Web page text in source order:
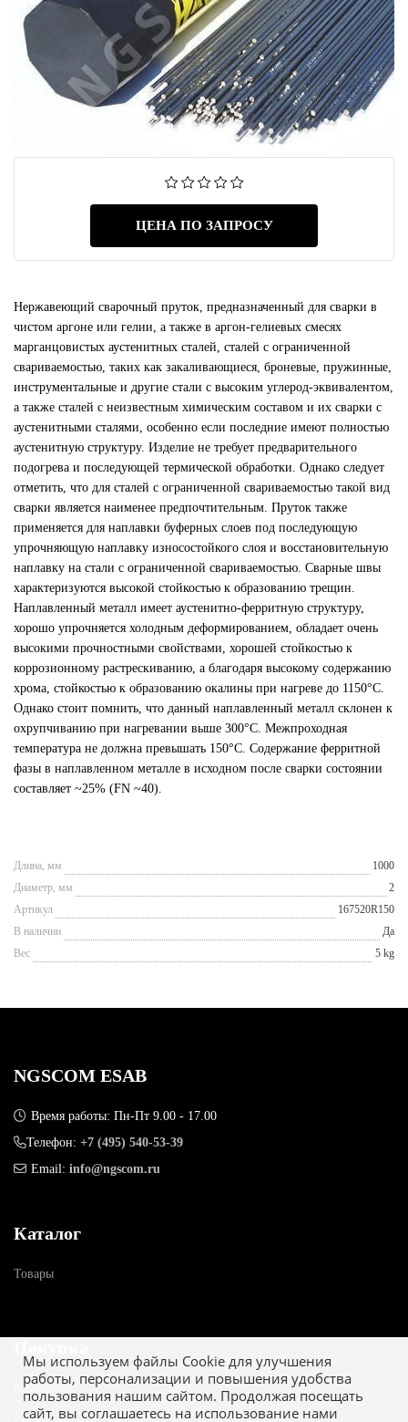
ЦЕНА ПО ЗАПРОСУ
Нержавеющий сварочный пруток, предназначенный для сварки в
чистом аргоне или гелии, а также в аргон-гелиевых смесях
марганцовистых аустенитных сталей, сталей с ограниченной
свариваемостью, таких как закаливающиеся, броневые, пружинные,
инструментальные и другие стали с высоким углерод-эквивалентом,
а также сталей с неизвестным химическим составом и их сварки с
аустенитными сталями, особенно если последние имеют полностью
аустенитную структуру. Изделие не требует предварительного
подогрева и последующей термической обработки. Однако следует
отметить, что для сталей с ограниченной свариваемостью такой вид
сварки является наименее предпочтительным. Пруток также
применяется для наплавки буферных слоев под последующую
упрочняющую наплавку износостойкого слоя и восстановительную
наплавку на стали с ограниченной свариваемостью. Сварные швы
характеризуются высокой стойкостью к образованию трещин.
Наплавленный металл имеет аустенитно-ферритную структуру,
хорошо упрочняется холодным деформированием, обладает очень
высокими прочностными свойствами, хорошей стойкостью к
коррозионному растрескиванию, а благодаря высокому содержанию
хрома, стойкостью к образованию окалины при нагреве до 1150°С.
Однако стоит помнить, что данный наплавленный металл склонен к
охрупчиванию при нагревании выше 300°С. Межпроходная
температура не должна превышать 150°С. Содержание ферритной
фазы в наплавленном металле в исходном после сварки состоянии
составляет ~25% (FN ~40).
Длина, мм
1000
Диаметр, мм
2
Артикул
167520R150
В наличии
Да
Вес
5 kg
Мы используем файлы Cookie для улучшения
работы, персонализации и повышения удобства
пользования нашим сайтом. Продолжая посещать
сайт, вы соглашаетесь на использование нами
NGSCOM ESAB
Время работы: Пн-Пт 9.00 - 17.00
Телефон: +7 (495) 540-53-39
Email: info@ngscom.ru
Каталог
Товары
Как купить
Гарантия